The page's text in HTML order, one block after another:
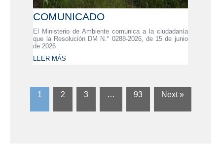
COMUNICADO
El Ministerio de Ambiente comunica a la ciudadanía
que la Resolución DM N.° 0288-2026, de 15 de junio
de 2026
LEER MÁS
1 2 3 … 93 Next »